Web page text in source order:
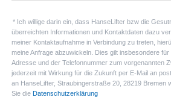
* Ich willige darin ein, dass HanseLifter bzw die
überreichten Informationen und Kontaktdaten dazu
meiner Kontaktaufnahme in Verbindung zu treten,
meine Anfrage abzuwickeln. Dies gilt insbesondere
Adresse und der Telefonnummer zum vorgenannten
jederzeit mit Wirkung für die Zukunft per E-Mail an
an HanseLifter, Straubingerstraße 20, 28219 Bremen
Sie die Datenschutzerklärung